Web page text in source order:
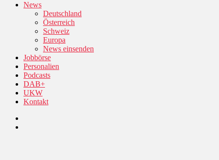
News
Deutschland
Österreich
Schweiz
Europa
News einsenden
Jobbörse
Personalien
Podcasts
DAB+
UKW
Kontakt